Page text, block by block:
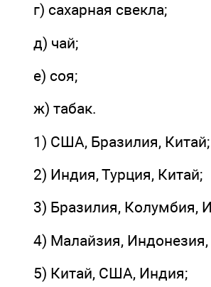
г) сахарная свекла;
д) чай;
е) соя;
ж) табак.
1) США, Бразилия, Китай;
2) Индия, Турция, Китай;
3) Бразилия, Колумбия,
4) Малайзия, Индонезия,
5) Китай, США, Индия;